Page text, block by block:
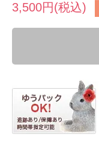
3,500円(税込)